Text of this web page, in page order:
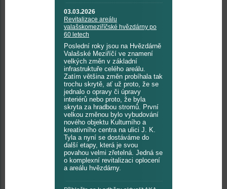
03.03.2026
Revitalizace areálu
valašskomeziříčské hvězdárny po
60 letech
Poslední roky jsou na Hvězdárně
Valašské Meziříčí ve znamení
velkých změn v základní
infrastruktuře celého areálu.
Zatím většina změn probíhala tak
trochu skrytě, ať už proto, že se
jednalo o opravy či úpravy
interiérů nebo proto, že byla
skryta za hradbou stromů. První
velkou změnou bylo vybudování
nového objektu Kulturního a
kreativního centra na ulici J. K.
Tyla a nyní se dostáváme do
další etapy, která je svou
povahou velmi zřetelná. Jedná se
o komplexní revitalizaci oplocení
a areálu hvězdárny.